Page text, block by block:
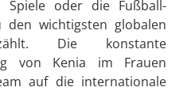
Spiele oder die Fußball-
den wichtigsten globalen
Die konstante
von Kenia im Frauen
auf die internationale